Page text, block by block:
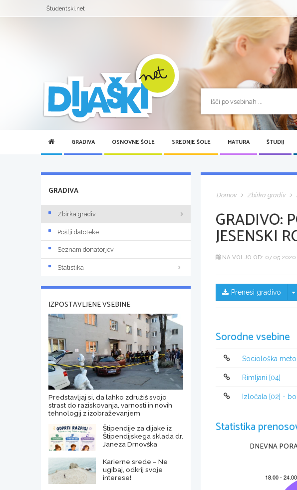
Študentski.net
GRADIVA OSNOVNE ŠOLE SREDNJE ŠOLE MATURA ŠTUDIJ
Domov Zbirka gradiv
GRADIVO:
JESENSKI
NA VOLJO OD: 07.05.2020
Prenesi gradivo
Sorodne vsebine
Sociološka
Rimljani [04]
Izločala [02] -
Statistika
DNEVNA
GRADIVA
Zbirka gradiv
Pošlji datoteke
Seznam donatorjev
Statistika
IZPOSTAVLJENE VSEBINE
Predstavljaj si, da lahko združiš svojo
strast do raziskovanja, varnosti in novih
tehnologij z izobraževanjem
Štipendije za dijake iz
Štipendijskega sklada dr.
Janeza Drnovška
Karierne srede – Ne
ugibaj, odkrij svoje
interese!